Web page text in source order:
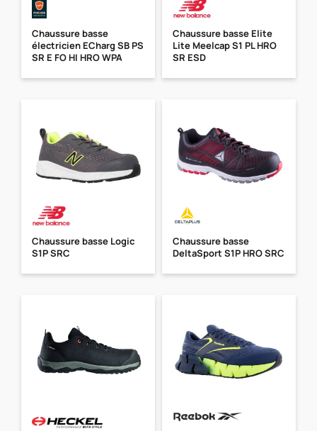
Chaussure basse
électricien ECharg SB PS
SR E FO HI HRO WPA
Chaussure basse Elite
Lite Meelcap S1 PL HRO
SR ESD
Chaussure basse Logic
S1P SRC
Chaussure basse
DeltaSport S1P HRO SRC